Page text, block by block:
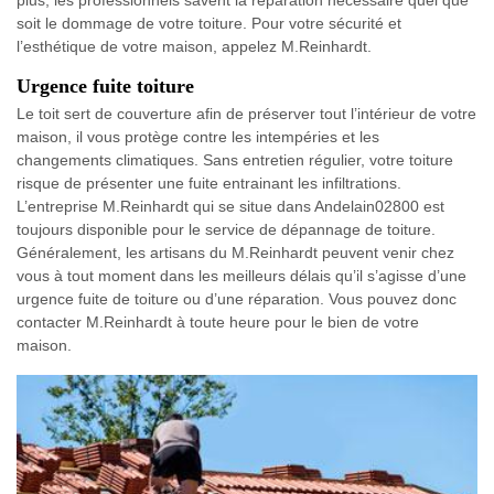
soit le dommage de votre toiture. Pour votre sécurité et
l’esthétique de votre maison, appelez M.Reinhardt.
Urgence fuite toiture
Le toit sert de couverture afin de préserver tout l’intérieur de votre
maison, il vous protège contre les intempéries et les
changements climatiques. Sans entretien régulier, votre toiture
risque de présenter une fuite entrainant les infiltrations.
L’entreprise M.Reinhardt qui se situe dans Andelain02800 est
toujours disponible pour le service de dépannage de toiture.
Généralement, les artisans du M.Reinhardt peuvent venir chez
vous à tout moment dans les meilleurs délais qu’il s’agisse d’une
urgence fuite de toiture ou d’une réparation. Vous pouvez donc
contacter M.Reinhardt à toute heure pour le bien de votre
maison.